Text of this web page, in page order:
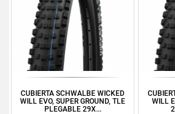
CUBIERTA SCHWALBE WICKED
WILL EVO, SUPER GROUND, TLE
PLEGABLE 29X...
WILL